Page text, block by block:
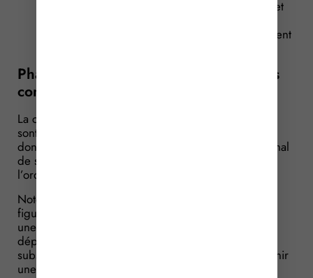
promotion et d’évaluation de leur bon usage, et
matériovigilance, et à la politique du médicament
Pharmacies à usage intérieur (PUI) : les
conditions
La création, le transfert ou la suppression d’une PUI
sont subordonnés à la délivrance d’une autorisation
donnée par le Directeur général de l’Agence régional
de santé (ARS), après avis du conseil compétent de
l’ordre national des pharmaciens.
Notez qu’en cas de modifications des éléments
figurant dans l’autorisation, il est nécessaire de faire
une déclaration préalable auprès de l’ARS dont
dépend le PUI (sauf en cas de modifications
substantielles : dans ce cas, il est nécessaire d’obtenir
une nouvelle autorisation).